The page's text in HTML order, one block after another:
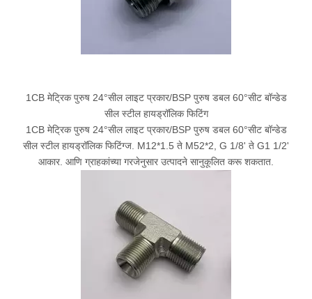
1CB मेट्रिक पुरुष 24°सील लाइट प्रकार/BSP पुरुष डबल 60°सीट बॉन्डेड
सील स्टील हायड्रॉलिक फिटिंग
1CB मेट्रिक पुरुष 24°सील लाइट प्रकार/BSP पुरुष डबल 60°सीट बॉन्डेड
सील स्टील हायड्रॉलिक फिटिंग्ज. M12*1.5 ते M52*2, G 1/8' ते G1 1/2'
आकार. आणि ग्राहकांच्या गरजेनुसार उत्पादने सानुकूलित करू शकतात.